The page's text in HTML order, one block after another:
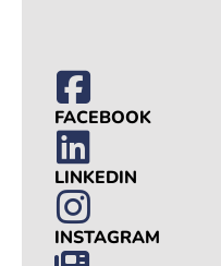
FACEBOOK
LINKEDIN
INSTAGRAM